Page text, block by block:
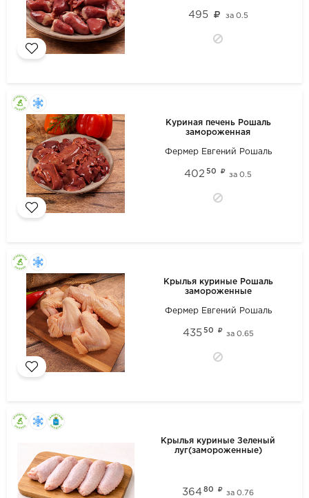
495 за 0.5
Куриная печень Рошаль
замороженная
Фермер Евгений Рошаль
402 50 за0.5
Крылья куриные Рошаль
замороженные
Фермер Евгений Рошаль
435 50 за 0.65
Крылья куриные Зеленый
луг(замороженные)
364 80 за0.76